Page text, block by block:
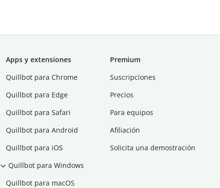
Apps y extensiones
Quillbot para Chrome
Quillbot para Edge
Quillbot para Safari
Quillbot para Android
Quillbot para iOS
Quillbot para Windows
Quillbot para macOS
Premium
Suscripciones
Precios
Para equipos
Afiliación
Solicita una demostración